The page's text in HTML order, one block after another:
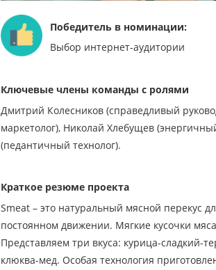
Победитель в номинации:
Выбор интернет-аудитории
Ключевые члены команды с ролями
Дмитрий Колесников (справедливый
маркетолог), Николай Хлебущев
(педантичный технолог).
Краткое резюме проекта
Smeat – это натуральный мясной перекус
постоянном движении. Мягкие кусочки
Представляем три вкуса: курица-сладкий-
клюква-мед. Особая технология